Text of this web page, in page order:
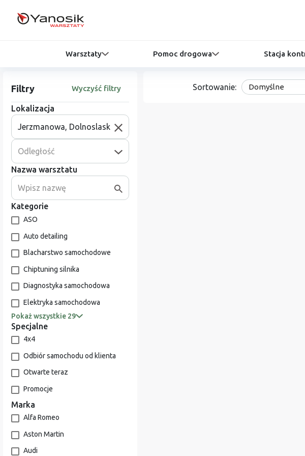
Warsztaty Pomoc drogowa Stacja
Filtry Wyczyść filtry
Lokalizacja
Odległość
Nazwa warsztatu
Kategorie
ASO
Auto detailing
Blacharstwo samochodowe
Chiptuning silnika
Diagnostyka samochodowa
Elektryka samochodowa
Pokaż wszystkie 29
Specjalne
4x4
Odbiór samochodu od klienta
Otwarte teraz
Promocje
Marka
Alfa Romeo
Aston Martin
Audi
Sortowanie: Domyślne